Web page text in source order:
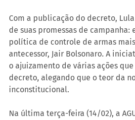
Com a publicação do decreto,
de suas promessas de campanha:
política de controle de armas
antecessor, Jair Bolsonaro. A
o ajuizamento de várias ações
decreto, alegando que o teor da
inconstitucional.
Na última terça-feira (14/02), a